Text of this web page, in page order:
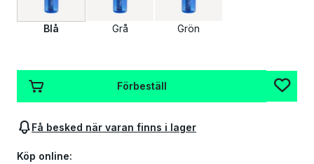
Blå Grå Grön
Förbeställ
Få besked när varan finns i lager
Köp online: